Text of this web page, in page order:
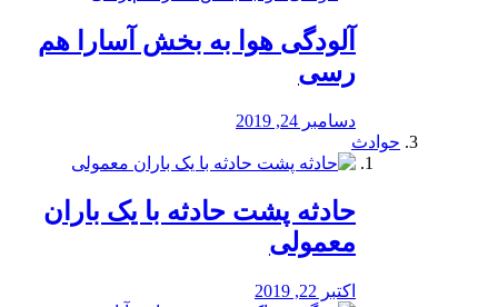
آلودگی هوا به بخش آسارا هم
رسی
دسامبر 24, 2019
حوادث
️حادثه پشت حادثه با یک باران
معمولی
اکتبر 22, 2019